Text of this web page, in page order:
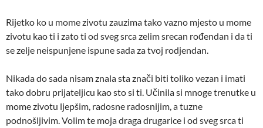
Rijetko ko u mome zivotu zauzima tako vazno mjesto u mome
zivotu kao ti i zato ti od sveg srca zelim srecan rođendan i da ti
se zelje neispunjene ispune sada za tvoj rodjendan.
Nikada do sada nisam znala sta znači biti toliko vezan i imati
tako dobru prijateljicu kao sto si ti. Učinila si mnoge trenutke u
mome zivotu ljepšim, radosne radosnijim, a tuzne
podnošljivim. Volim te moja draga drugarice i od sveg srca ti